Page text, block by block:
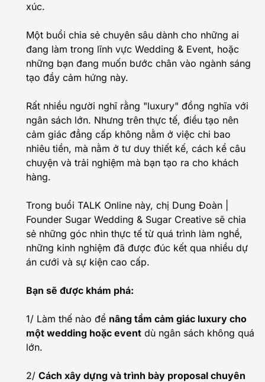
xúc.
Một buổi chia sẻ chuyên sâu dành cho những ai
đang làm trong lĩnh vực Wedding & Event, hoặc
những bạn đang muốn bước chân vào ngành sáng
tạo đầy cảm hứng này.
Rất nhiều người nghĩ rằng "luxury" đồng nghĩa với
ngân sách lớn. Nhưng trên thực tế, điều tạo nên
cảm giác đẳng cấp không nằm ở việc chi bao
nhiêu tiền, mà nằm ở tư duy thiết kế, cách kể câu
chuyện và trải nghiệm mà bạn tạo ra cho khách
hàng.
Trong buổi TALK Online này, chị Dung Đoàn |
Founder Sugar Wedding & Sugar Creative sẽ chia
sẻ những góc nhìn thực tế từ quá trình làm nghề,
những kinh nghiệm đã được đúc kết qua nhiều dự
án cưới và sự kiện cao cấp.
Bạn sẽ được khám phá:
1/ Làm thế nào để nâng tầm cảm giác luxury cho
một wedding hoặc event dù ngân sách không quá
lớn.
2/ Cách xây dựng và trình bày proposal chuyên